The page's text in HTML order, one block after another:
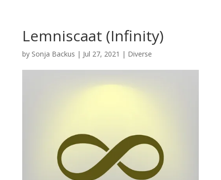
Lemniscaat (Infinity)
by Sonja Backus | Jul 27, 2021 | Diverse